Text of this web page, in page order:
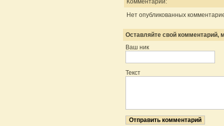
Комментарии:
Нет опубликованных
Оставляйте свой комментарий,
Ваш ник
Текст